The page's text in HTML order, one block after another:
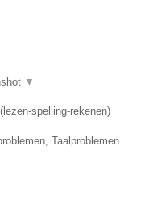
▼
spelling-rekenen)
Taalproblemen